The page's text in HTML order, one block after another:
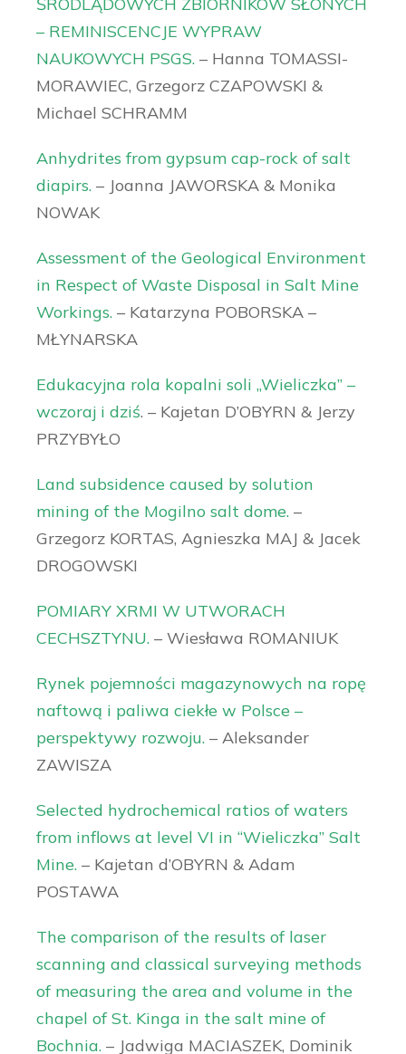
– REMINISCENCJE WYPRAW
NAUKOWYCH PSGS. – Hanna TOMASSI-
MORAWIEC, Grzegorz CZAPOWSKI &
Michael SCHRAMM
Anhydrites from gypsum cap-rock of salt
diapirs. – Joanna JAWORSKA & Monika
NOWAK
Assessment of the Geological Environment
in Respect of Waste Disposal in Salt Mine
Workings. – Katarzyna POBORSKA –
MŁYNARSKA
Edukacyjna rola kopalni soli „Wieliczka” –
wczoraj i dziś. – Kajetan D’OBYRN & Jerzy
PRZYBYŁO
Land subsidence caused by solution
mining of the Mogilno salt dome. –
Grzegorz KORTAS, Agnieszka MAJ & Jacek
DROGOWSKI
POMIARY XRMI W UTWORACH
CECHSZTYNU. – Wiesława ROMANIUK
Rynek pojemności magazynowych na ropę
naftową i paliwa ciekłe w Polsce –
perspektywy rozwoju. – Aleksander
ZAWISZA
Selected hydrochemical ratios of waters
from inflows at level VI in “Wieliczka” Salt
Mine. – Kajetan d’OBYRN & Adam
POSTAWA
The comparison of the results of laser
scanning and classical surveying methods
of measuring the area and volume in the
chapel of St. Kinga in the salt mine of
Bochnia. – Jadwiga MACIASZEK, Dominik